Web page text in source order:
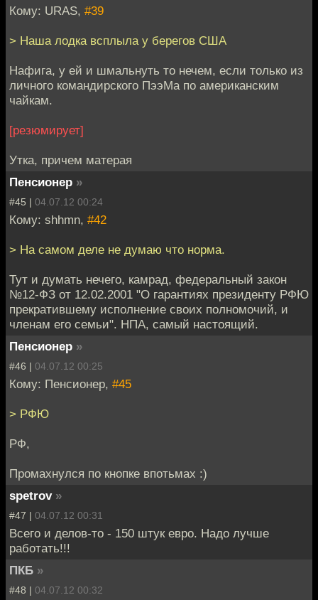
Кому: URAS, #39
> Наша лодка всплыла у берегов США
Нафига, у ей и шмальнуть то нечем, если только из
личного командирского ПээМа по американским
чайкам.
[резюмирует]
Утка, причем матерая
Пенсионер »
#45 | 04.07.12 00:24
Кому: shhmn, #42
> На самом деле не думаю что норма.
Тут и думать нечего, камрад, федеральный закон
№12-ФЗ от 12.02.2001 "О гарантиях президенту РФЮ
прекратившему исполнение своих полномочий, и
членам его семьи". НПА, самый настоящий.
Пенсионер »
#46 | 04.07.12 00:25
Кому: Пенсионер, #45
> РФЮ
РФ,
Промахнулся по кнопке впотьмах :)
spetrov »
#47 | 04.07.12 00:31
Всего и делов-то - 150 штук евро. Надо лучше
работать!!!
ПКБ »
#48 | 04.07.12 00:32